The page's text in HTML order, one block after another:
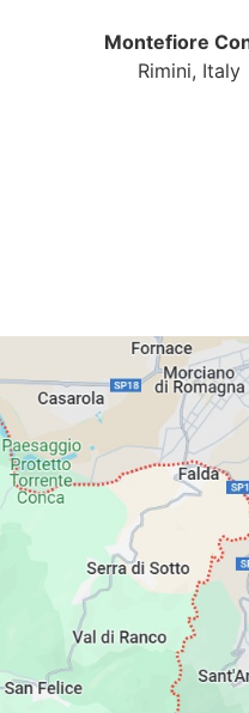
Montefiore
Rimini, Italy